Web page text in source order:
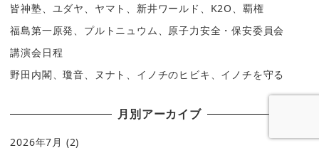
皆神塾、ユダヤ、ヤマト、新井ワールド、K2O、覇権
福島第一原発、プルトニュウム、原子力安全・保安委員会
講演会日程
野田内閣、瓊音、ヌナト、イノチのヒビキ、イノチを守る
月別アーカイブ
2026年7月 (2)